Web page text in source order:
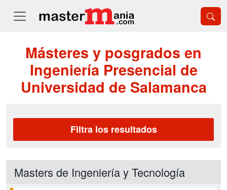
Másteres y posgrados en
Ingeniería Presencial de
Universidad de Salamanca
Filtra los resultados
Masters de Ingeniería y Tecnología